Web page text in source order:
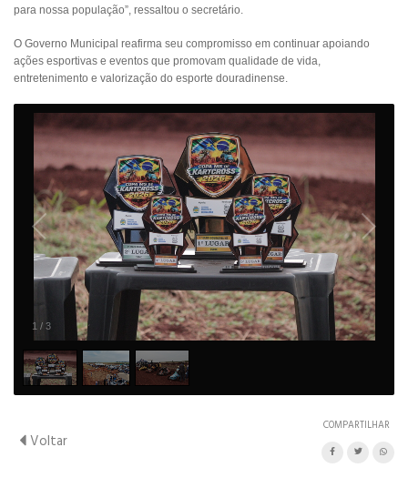
para nossa população”, ressaltou o secretário.
O Governo Municipal reafirma seu compromisso em continuar apoiando
ações esportivas e eventos que promovam qualidade de vida,
entretenimento e valorização do esporte douradinense.
1 / 3
Voltar
COMPARTILHAR